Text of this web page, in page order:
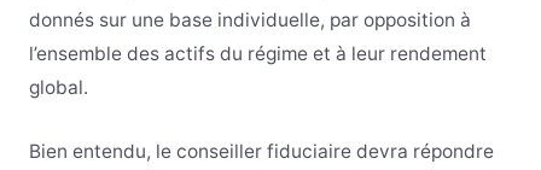
donnés sur une base individuelle, par opposition à
l’ensemble des actifs du régime et à leur rendement
global.
Bien entendu, le conseiller fiduciaire devra répondre